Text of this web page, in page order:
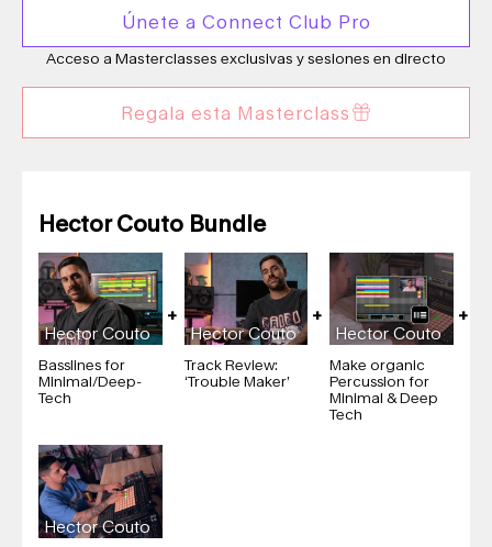
Únete a Connect Club Pro
Acceso a Masterclasses exclusivas y sesiones en directo
Regala esta Masterclass
Hector Couto Bundle
Hector Couto
Basslines for
Minimal/Deep-
Tech
Hector Couto
Track Review:
‘Trouble Maker’
Hector Couto
Make organic
Percussion for
Minimal & Deep
Tech​
Hector Couto